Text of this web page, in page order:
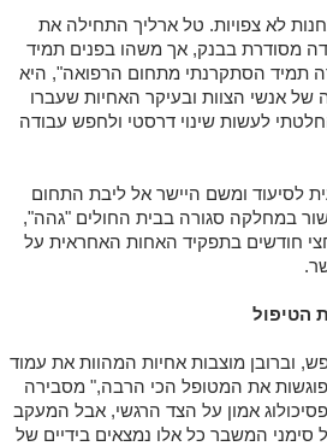
לא צפויות. טל ארליך התחילה את
מסודרת בבנק, אך משהו בפנים תמיד
תמיד הסתקרנתי מתחום הרפואה", היא
של אנשי הצוות ובעיקר האחיות שעברו
לעשות שינוי דרסטי ולחפש עבודה
לסיעוד ומשם היישר אל ליבת התחום
במחלקה סגורה בבית החולים "גהה",
חודשים בתפקיד האחות האחראית על
.
הטיפול
הנפש, וברובן מוצבות אחיות המהוות את עמוד
את המטופל הכי הרבה," מסבירה
אמון על הצד הרגשי, אבל המעקב
המשבר כל אלו נמצאים בידיים של